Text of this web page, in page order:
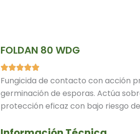
FOLDAN 80 WDG
Fungicida de contacto con acción
germinación de esporas. Actúa
protección eficaz con bajo riesgo